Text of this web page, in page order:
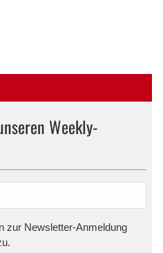
Weekly-
zur Newsletter-Anmeldung